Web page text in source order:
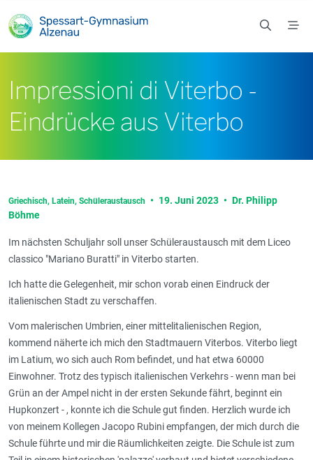
Impressioni di Viterbo -
Eindrücke aus Viterbo
Griechisch, Latein, Schüleraustausch • 19. Juni 2023 • Dr. Philipp
Böhme
Im nächsten Schuljahr soll unser Schüleraustausch mit dem Liceo
classico "Mariano Buratti" in Viterbo starten.
Ich hatte die Gelegenheit, mir schon vorab einen Eindruck der
italienischen Stadt zu verschaffen.
Vom malerischen Umbrien, einer mittelitalienischen Region,
kommend näherte ich mich den Stadtmauern Viterbos. Viterbo liegt
im Latium, wo sich auch Rom befindet, und hat etwa 60000
Einwohner. Trotz des typisch italienischen Verkehrs - wenn man bei
Grün an der Ampel nicht in der ersten Sekunde fährt, beginnt ein
Hupkonzert - , konnte ich die Schule gut finden. Herzlich wurde ich
von meinem Kollegen Jacopo Rubini empfangen, der mich durch die
Schule führte und mir die Räumlichkeiten zeigte. Die Schule ist zum